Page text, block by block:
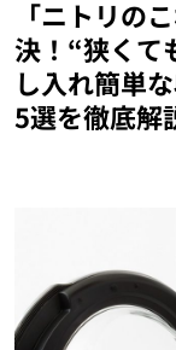
「ニトリの
決！“狭くて
し入れ簡単
5選を徹底解